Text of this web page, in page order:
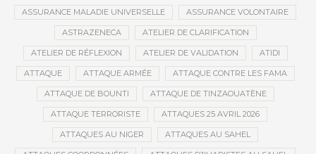
ASSURANCE MALADIE UNIVERSELLE ASSURANCE VOLONTAIRE
ASTRAZENECA ATELIER DE CLARIFICATION
ATELIER DE RÉFLEXION ATELIER DE VALIDATION ATIDI
ATTAQUE ATTAQUE ARMÉE ATTAQUE CONTRE LES FAMA
ATTAQUE DE BOUNTI ATTAQUE DE TINZAOUATÈNE
ATTAQUE TERRORISTE ATTAQUES 25 AVRIL 2026
ATTAQUES AU NIGER ATTAQUES AU SAHEL